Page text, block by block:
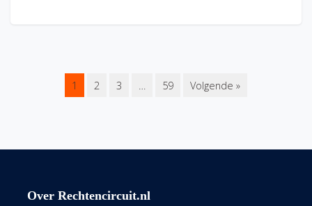
1 2 3 … 59 Volgende »
Over Rechtencircuit.nl